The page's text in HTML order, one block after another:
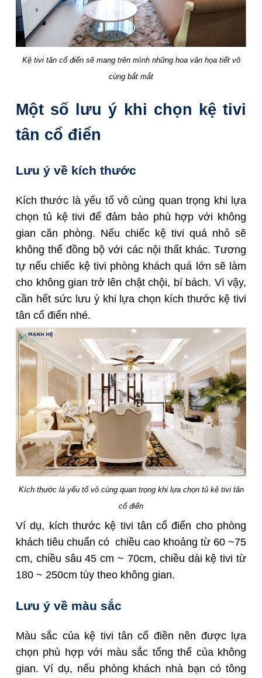
Kệ tivi tân cổ điển sẽ mang trên mình những hoa văn họa tiết vô
cùng bắt mắt
Một số lưu ý khi chọn kệ tivi
tân cổ điển
Lưu ý về kích thước
Kích thước là yếu tố vô cùng quan trọng khi lựa
chọn tủ kệ tivi để đảm bảo phù hợp với không
gian căn phòng. Nếu chiếc kệ tivi quá nhỏ sẽ
không thể đồng bộ với các nội thất khác. Tương
tự nếu chiếc kệ tivi phòng khách quá lớn sẽ làm
cho không gian trở lên chật chội, bí bách. Vì vậy,
cần hết sức lưu ý khi lựa chọn kích thước kệ tivi
tân cổ điển nhé.
Kích thước là yếu tố vô cùng quan trọng khi lựa chọn tủ kệ tivi tân
cổ điển
Ví dụ, kích thước kệ tivi tân cổ điển cho phòng
khách tiêu chuẩn có chiều cao khoảng từ 60 ~75
cm, chiều sâu 45 cm ~ 70cm, chiều dài kệ tivi từ
180 ~ 250cm tùy theo không gian.
Lưu ý về màu sắc
Màu sắc của kệ tivi tân cổ điền nên được lựa
chọn phù hợp với màu sắc tổng thể của không
gian. Ví dụ, nếu phòng khách nhà bạn có tông